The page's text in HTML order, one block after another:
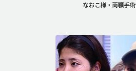
なおこ様・両顎手術